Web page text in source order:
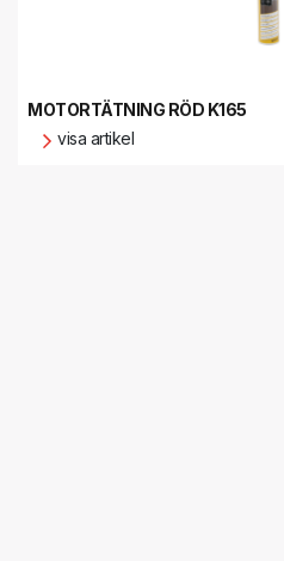
MOTORTÄTNING RÖD K165
visa artikel